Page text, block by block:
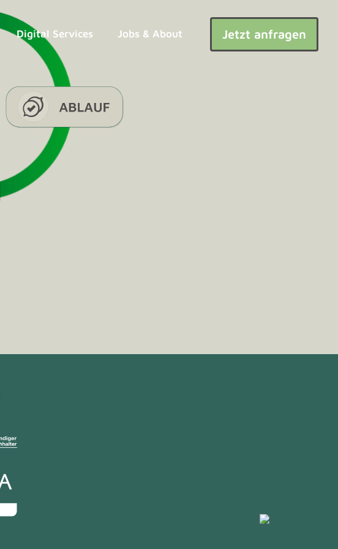
Digital Services Jobs & About Jetzt anfragen